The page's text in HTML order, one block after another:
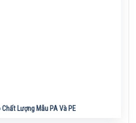
Lượng Mẫu PA Và PE